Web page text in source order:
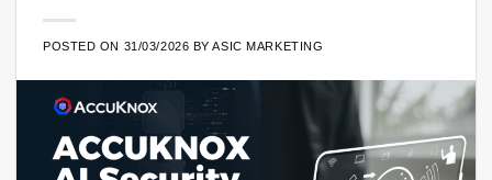
POSTED ON 31/03/2026 BYASIC MARKETING